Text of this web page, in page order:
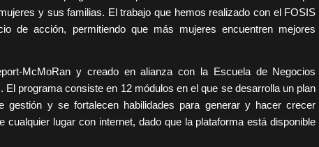
y sus familias. El trabajo que hemos realizado con el FOSIS
de acción, permitiendo que más mujeres encuentren mejores
McMoRan y creado en alianza con la Escuela de Negocios
programa consiste en 12 módulos en el que se desarrolla un plan
gestión y se fortalecen habilidades para generar y hacer crecer
lugar con internet, dado que la plataforma está disponible